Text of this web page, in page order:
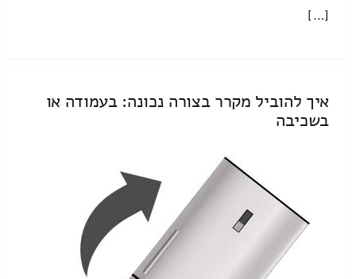
[…]
איך להוביל מקרר בצורה נכונה: בעמודה או
בשכיבה